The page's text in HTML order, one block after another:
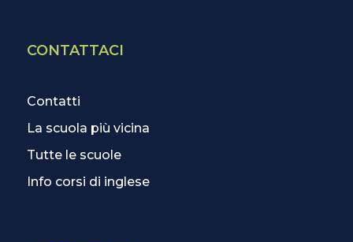
CONTATTACI
Contatti
La scuola più vicina
Tutte le scuole
Info corsi di inglese